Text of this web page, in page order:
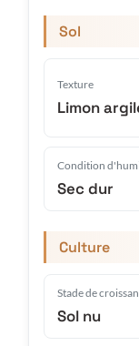
Sol
Texture
Limon
Condition
Sec dur
Culture
Stade de
Sol nu